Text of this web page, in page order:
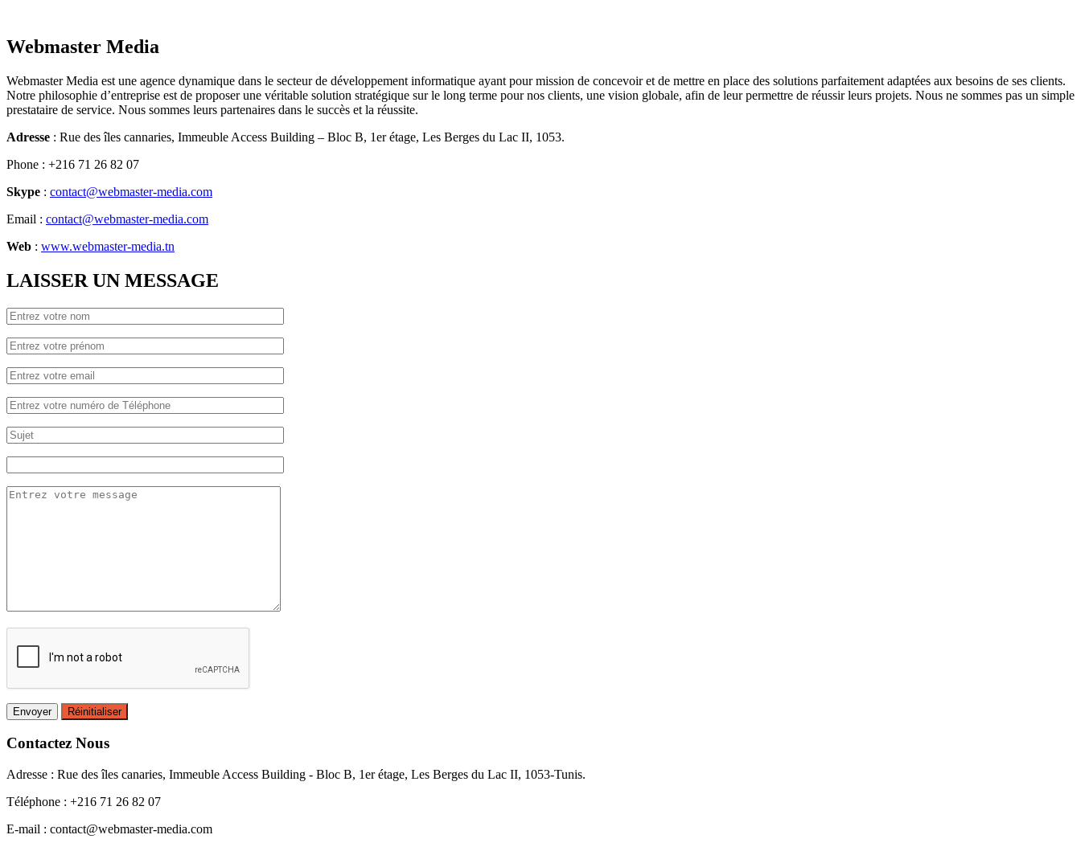
Webmaster Media
Webmaster Media est une agence dynamique dans le secteur de développement informatique ayant pour mission de concevoir et de mettre en place des solutions parfaitement adaptées aux besoins de ses clients.
Notre philosophie d’entreprise est de proposer une véritable solution stratégique sur le long terme pour nos clients, une vision globale, afin de leur permettre de réussir leurs projets. Nous ne sommes pas un simple
prestataire de service. Nous sommes leurs partenaires dans le succès et la réussite.
Adresse : Rue des îles cannaries, Immeuble Access Building – Bloc B, 1er étage, Les Berges du Lac II, 1053.
Phone : +216 71 26 82 07
Skype : contact@webmaster-media.com
Email : contact@webmaster-media.com
Web : www.webmaster-media.tn
LAISSER UN MESSAGE
Contactez Nous
Adresse : Rue des îles canaries, Immeuble Access Building - Bloc B, 1er étage, Les Berges du Lac II, 1053-Tunis.
Téléphone : +216 71 26 82 07
E-mail : contact@webmaster-media.com